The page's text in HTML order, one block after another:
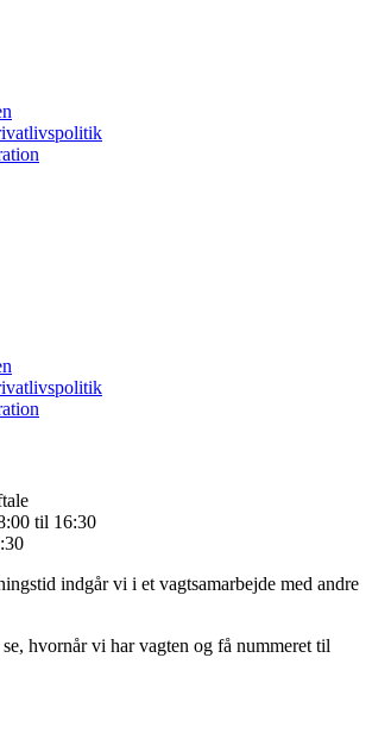
til 16:30
indgår vi i et vagtsamarbejde med andre
hvornår vi har vagten og få nummeret til